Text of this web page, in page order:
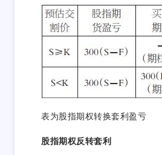
表为股指期权转换套利盈亏
股指期权反转套利